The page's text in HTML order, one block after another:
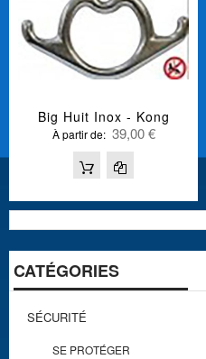
Big Huit Inox - Kong
À partir de 39,00 €
CATÉGORIES
SÉCURITÉ
SE PROTÉGER